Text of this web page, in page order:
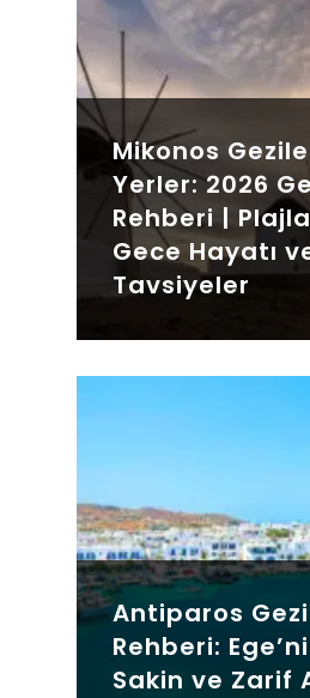
Mikonos
Yerler: 2026
Rehberi |
Gece Hayatı
Tavsiyeler
Antiparos Gezi
Rehberi:
Sakin ve Zarif